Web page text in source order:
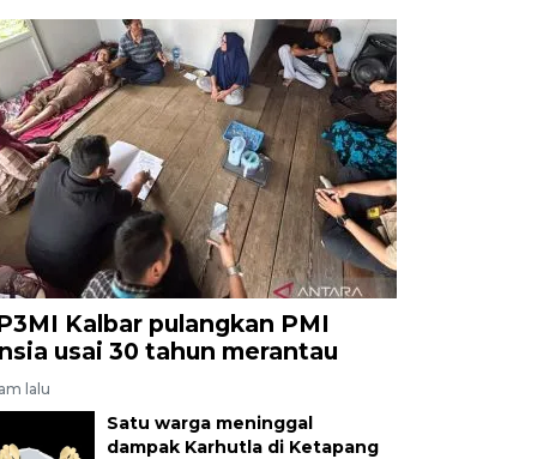
Kalbar pulangkan PMI
usai 30 tahun merantau
lalu
Satu warga meninggal
dampak Karhutla di Ketapang